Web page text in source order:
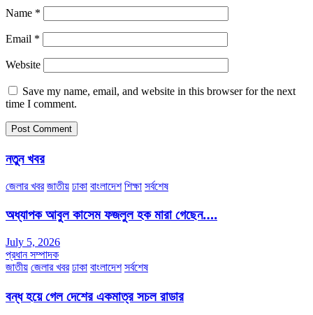
Name *
Email *
Website
Save my name, email, and website in this browser for the next
time I comment.
নতুন খবর
জেলার খবর জাতীয় ঢাকা বাংলাদেশ শিক্ষা সর্বশেষ
অধ্যাপক আবুল কাসেম ফজলুল হক মারা গেছেন….
July 5, 2026
প্রধান সম্পাদক
জাতীয় জেলার খবর ঢাকা বাংলাদেশ সর্বশেষ
বন্ধ হয়ে গেল দেশের একমাত্র সচল রাডার